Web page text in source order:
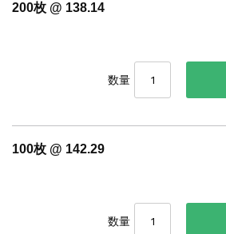
200枚 @ 138.14
数量
100枚 @ 142.29
数量